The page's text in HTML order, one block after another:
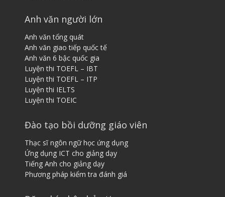
Anh văn người lớn
Anh văn tổng quát
Anh văn giao tiếp quốc tế
Anh văn 6 bậc quốc gia
Luyện thi TOEFL – IBT
Luyện thi TOEFL – ITP
Luyện thi IELTS
Luyện thi TOEIC
Đào tạo bồi dưỡng giáo viên
Thạc sĩ ngôn ngữ học ứng dụng
Ứng dụng ICT cho giảng dạy
Tiếng ​A​nh cho giảng dạy
Phương pháp kiểm tra đánh giá